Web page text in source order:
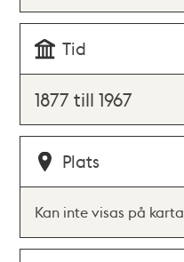
Tid
1877 till 1967
Plats
Kan inte visas på karta